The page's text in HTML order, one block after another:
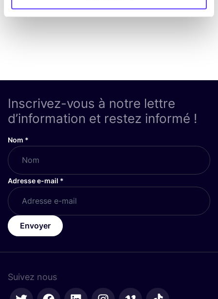
Inscrivez-vous à notre lettre
d’information et restez informé !
Nom *
Adresse e-mail *
Envoyer
Suivez nous